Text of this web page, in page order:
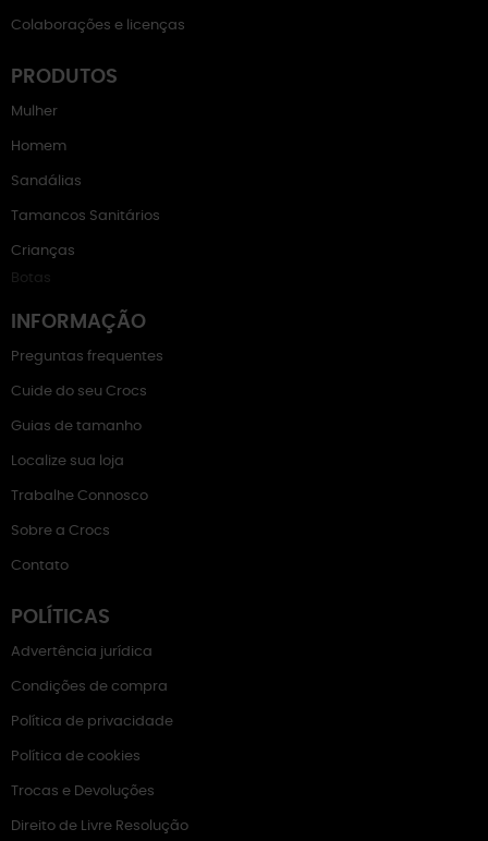
Colaborações e licenças
PRODUTOS
Mulher
Homem
Sandálias
Tamancos Sanitários
Crianças
Botas
INFORMAÇÃO
Preguntas frequentes
Cuide do seu Crocs
Guias de tamanho
Localize sua loja
Trabalhe Connosco
Sobre a Crocs
Contato
POLÍTICAS
Advertência jurídica
Condições de compra
Política de privacidade
Política de cookies
Trocas e Devoluções
Direito de Livre Resolução